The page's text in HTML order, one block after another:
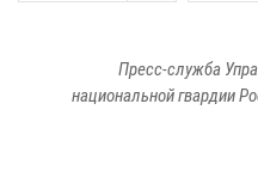
Пресс-служба
национальной гвардии